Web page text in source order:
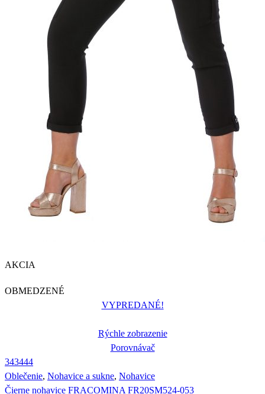
AKCIA
OBMEDZENÉ
VYPREDANÉ!
Rýchle zobrazenie
Porovnávač
343444
Oblečenie, Nohavice a sukne, Nohavice
Čierne nohavice FRACOMINA FR20SM524-053